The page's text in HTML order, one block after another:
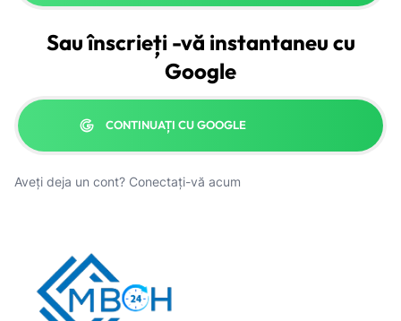
Sau înscrieți -vă instantaneu cu
Google
CONTINUAȚI CU GOOGLE
Aveți deja un cont? Conectați-vă acum